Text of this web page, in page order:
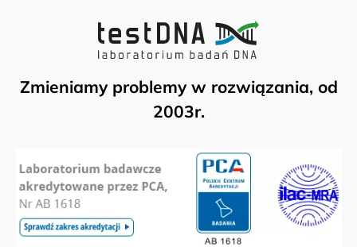
Zmieniamy problemy w rozwiązania, od
2003r.